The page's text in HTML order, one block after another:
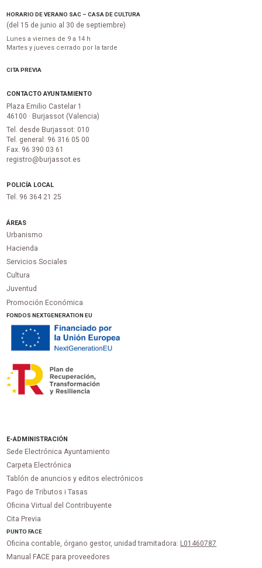
HORARIO DE VERANO SAC – CASA DE CULTURA
(del 15 de junio al 30 de septiembre)
Lunes a viernes de 9 a 14 h
Martes y jueves cerrado por la tarde
CITA PREVIA
CONTACTO AYUNTAMIENTO
Plaza Emilio Castelar 1
46100 · Burjassot (Valencia)
Tel. desde Burjassot: 010
Tel. general: 96 316 05 00
Fax. 96 390 03 61
registro@burjassot.es
POLICÍA LOCAL
Tel. 96 364 21 25
ÁREAS
Urbanismo
Hacienda
Servicios Sociales
Cultura
Juventud
Promoción Económica
FONDOS NEXTGENERATION EU
E-ADMINISTRACIÓN
Sede Electrónica Ayuntamiento
Carpeta Electrónica
Tablón de anuncios y editos electrónicos
Pago de Tributos i Tasas
Oficina Virtual del Contribuyente
Cita Previa
PUNTOFACE
Oficina contable, órgano gestor, unidad tramitadora: L01460787
Manual FACE para proveedores